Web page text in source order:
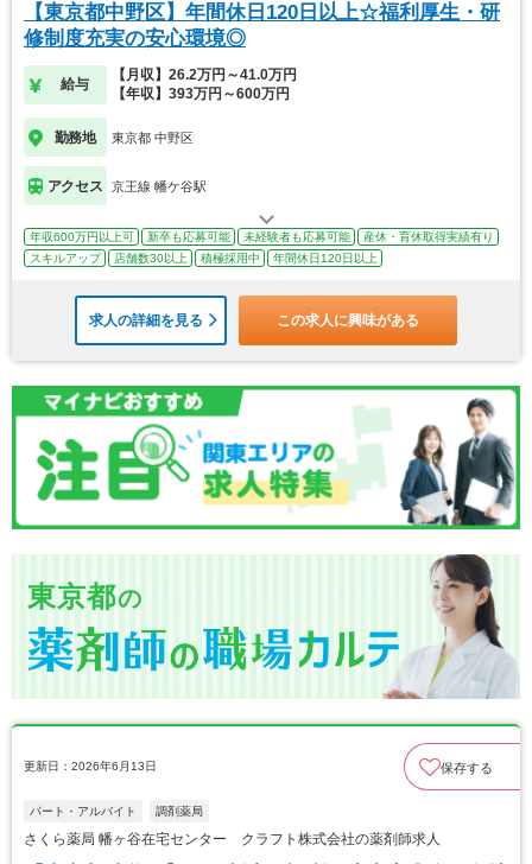
【東京都中野区】年間休日120日以上☆福利厚生・研
修制度充実の安心環境◎
給与
【月収】26.2万円～41.0万円
【年収】393万円～600万円
勤務地 東京都 中野区
アクセス 京王線 幡ケ谷駅
年収600万円以上可 新卒も応募可能 未経験者も応募可能
産休・育休取得実績有り
スキルアップ
店舗数30以上 積極採用中 年間休日120日以上
求人の詳細を見る この求人に興味がある
東京都の
更新日：2026年6月13日 保存する
パート・アルバイト 調剤薬局
さくら薬局 幡ヶ谷在宅センター クラフト株式会社の薬剤師求人